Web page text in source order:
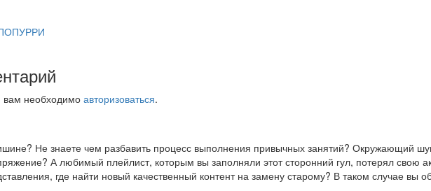
вам необходимо авторизоваться.
Не знаете чем разбавить процесс выполнения привычных занятий? Окружающий
А любимый плейлист, которым вы заполняли этот сторонний гул, потерял свою
где найти новый качественный контент на замену старому? В таком случае вы